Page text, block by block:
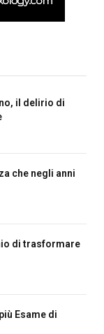
il delirio di
che negli anni
di trasformare
Esame di